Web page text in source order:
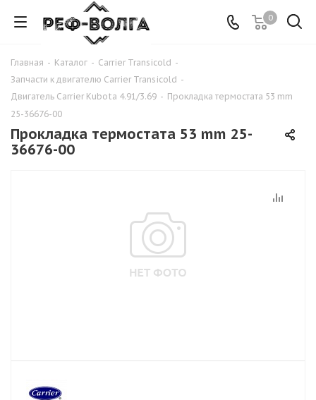
0
Главная - Каталог - Carrier Transicold -
Запчасти к двигателю Carrier Transicold -
Двигатель Carrier Kubota 4.91/3.69 - Прокладка термостата 53 mm
25-36676-00
Прокладка термостата 53 mm 25-
36676-00